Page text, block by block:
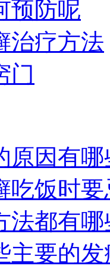
预防呢
治疗方法
门
原因有哪
吃饭时
法都有哪
主要的